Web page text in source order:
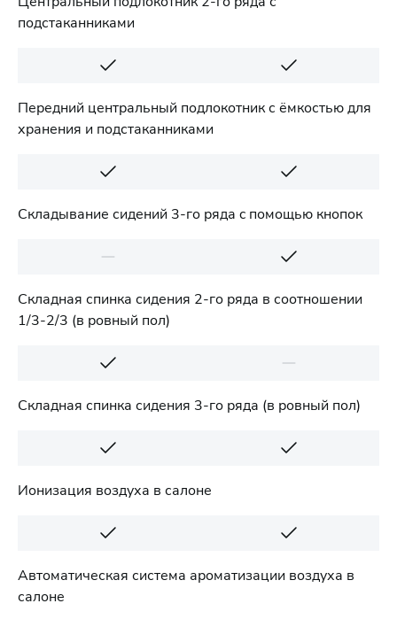
подстаканниками
Передний центральный подлокотник с ёмкостью для
хранения и подстаканниками
Cкладывание сидений 3-го ряда c помощью кнопок
Складная спинка сидения 2-го ряда в соотношении
1/3-2/3 (в ровный пол)
Складная спинка сидения 3-го ряда (в ровный пол)
Ионизация воздуха в салоне
Автоматическая система ароматизации воздуха в
салоне